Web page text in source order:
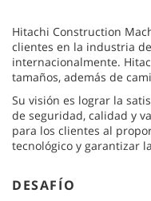
Hitachi Construction
clientes en la industria
internacionalmente.
tamaños, además de
Su visión es lograr la
de seguridad, calidad y
para los clientes al
tecnológico y garantizar
DESAFÍO